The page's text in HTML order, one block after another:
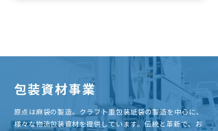
包装資材事業
原点は麻袋の製造。クラフト重包装紙袋の製造を中心に、
様々な物流包装資材を提供しています。伝統と革新で、お